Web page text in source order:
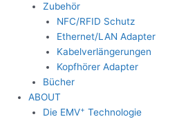
Zubehör
NFC/RFID Schutz
Ethernet/LAN Adapter
Kabelverlängerungen
Kopfhörer Adapter
Bücher
ABOUT
Die EMV+ Technologie